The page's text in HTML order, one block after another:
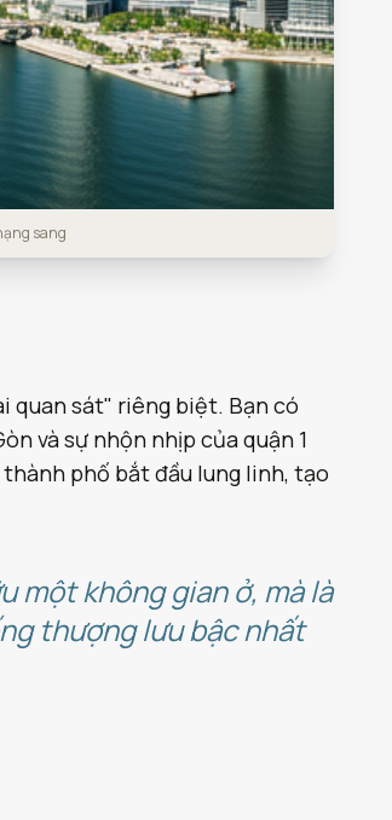
sang
quan sát" riêng biệt. Bạn có
và sự nhộn nhịp của quận 1
phố bắt đầu lung linh, tạo
một không gian ở, mà là
thượng lưu bậc nhất